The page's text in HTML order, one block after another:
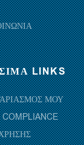
LINKS
ΜΟΥ